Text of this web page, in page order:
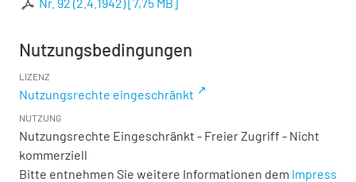
Nutzungsbedingungen
LIZENZ
Nutzungsrechte eingeschränkt
NUTZUNG
Nutzungsrechte Eingeschränkt - Freier Zugriff - Nicht
kommerziell
Bitte entnehmen Sie weitere Informationen dem Impress